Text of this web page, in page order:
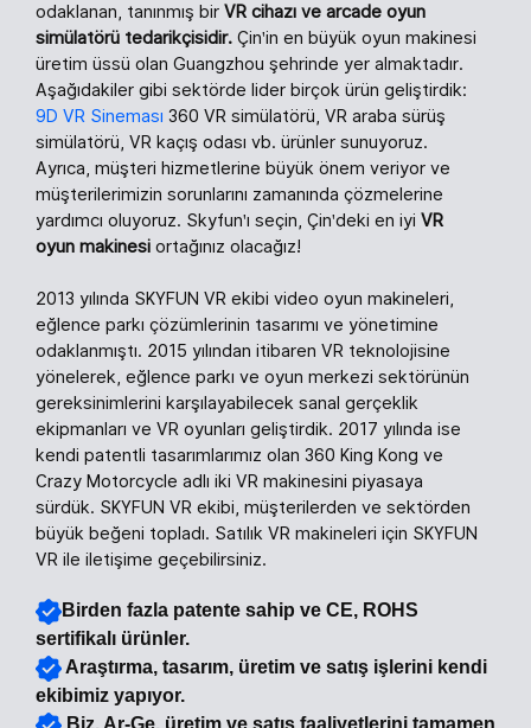
odaklanan, tanınmış bir VR cihazı ve arcade oyun
simülatörü tedarikçisidir. Çin'in en büyük oyun makinesi
üretim üssü olan Guangzhou şehrinde yer almaktadır.
Aşağıdakiler gibi sektörde lider birçok ürün geliştirdik:
9D VR Sineması 360 VR simülatörü, VR araba sürüş
simülatörü, VR kaçış odası vb. ürünler sunuyoruz.
Ayrıca, müşteri hizmetlerine büyük önem veriyor ve
müşterilerimizin sorunlarını zamanında çözmelerine
yardımcı oluyoruz. Skyfun'ı seçin, Çin'deki en iyi VR
oyun makinesi ortağınız olacağız!
2013 yılında SKYFUN VR ekibi video oyun makineleri,
eğlence parkı çözümlerinin tasarımı ve yönetimine
odaklanmıştı. 2015 yılından itibaren VR teknolojisine
yönelerek, eğlence parkı ve oyun merkezi sektörünün
gereksinimlerini karşılayabilecek sanal gerçeklik
ekipmanları ve VR oyunları geliştirdik. 2017 yılında ise
kendi patentli tasarımlarımız olan 360 King Kong ve
Crazy Motorcycle adlı iki VR makinesini piyasaya
sürdük. SKYFUN VR ekibi, müşterilerden ve sektörden
büyük beğeni topladı. Satılık VR makineleri için SKYFUN
VR ile iletişime geçebilirsiniz.
Birden fazla patente sahip ve CE, ROHS
sertifikalı ürünler.
Araştırma, tasarım, üretim ve satış işlerini kendi
ekibimiz yapıyor.